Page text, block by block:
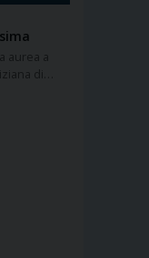
aurea a
di…